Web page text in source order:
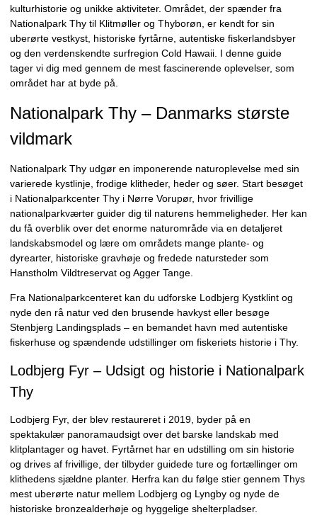
kulturhistorie og unikke aktiviteter. Området, der spænder fra
Nationalpark Thy til Klitmøller og Thyborøn, er kendt for sin
uberørte vestkyst, historiske fyrtårne, autentiske fiskerlandsbyer
og den verdenskendte surfregion Cold Hawaii. I denne guide
tager vi dig med gennem de mest fascinerende oplevelser, som
området har at byde på.
Nationalpark Thy – Danmarks største
vildmark
Nationalpark Thy udgør en imponerende naturoplevelse med sin
varierede kystlinje, frodige klitheder, heder og søer. Start besøget
i Nationalparkcenter Thy i Nørre Vorupør, hvor frivillige
nationalparkværter guider dig til naturens hemmeligheder. Her kan
du få overblik over det enorme naturområde via en detaljeret
landskabsmodel og lære om områdets mange plante- og
dyrearter, historiske gravhøje og fredede natursteder som
Hanstholm Vildtreservat og Agger Tange.
Fra Nationalparkcenteret kan du udforske Lodbjerg Kystklint og
nyde den rå natur ved den brusende havkyst eller besøge
Stenbjerg Landingsplads – en bemandet havn med autentiske
fiskerhuse og spændende udstillinger om fiskeriets historie i Thy.
Lodbjerg Fyr – Udsigt og historie i Nationalpark
Thy
Lodbjerg Fyr, der blev restaureret i 2019, byder på en
spektakulær panoramaudsigt over det barske landskab med
klitplantager og havet. Fyrtårnet har en udstilling om sin historie
og drives af frivillige, der tilbyder guidede ture og fortællinger om
klithedens sjældne planter. Herfra kan du følge stier gennem Thys
mest uberørte natur mellem Lodbjerg og Lyngby og nyde de
historiske bronzealderhøje og hyggelige shelterpladser.